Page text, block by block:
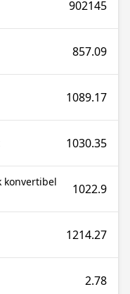
902145
857.09
1089.17
1030.35
konvertibel
1022.9
1214.27
2.78